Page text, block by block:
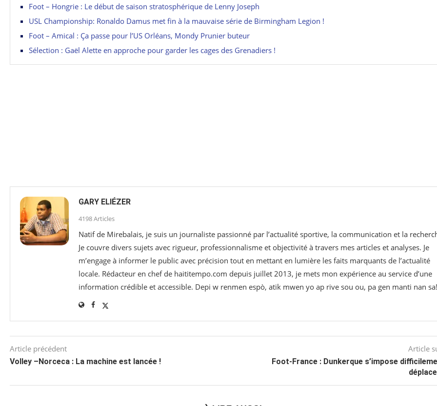
Foot – Hongrie : Le début de saison stratosphérique de Lenny Joseph
USL Championship: Ronaldo Damus met fin à la mauvaise série de Birmingham Legion !
Foot – Amical : Ça passe pour l’US Orléans, Mondy Prunier buteur
Sélection : Gaël Alette en approche pour garder les cages des Grenadiers !
GARY ELIÉZER
4198 Articles
Natif de Mirebalais, je suis un journaliste passionné par l’actualité sportive, la communication et la
Je couvre divers sujets avec rigueur, professionnalisme et objectivité à travers mes articles et analyses. Je
m’engage à informer le public avec précision tout en mettant en lumière les faits marquants de l’actualité
locale. Rédacteur en chef de haititempo.com⁠ depuis juillet 2013, je mets mon expérience au service d’une
information crédible et accessible. Depi w renmen espò, atik mwen yo ap rive sou ou, pa gen manti nan sa!
Article précédent
Volley –Norceca : La machine est lancée !
Article
Foot-France : Dunkerque s’impose